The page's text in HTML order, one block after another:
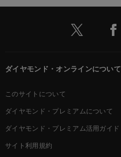
ダイヤモンド・オンラインについて
このサイトについて
ダイヤモンド・プレミアムについて
ダイヤモンド・プレミアム活用ガイド
サイト利用規約